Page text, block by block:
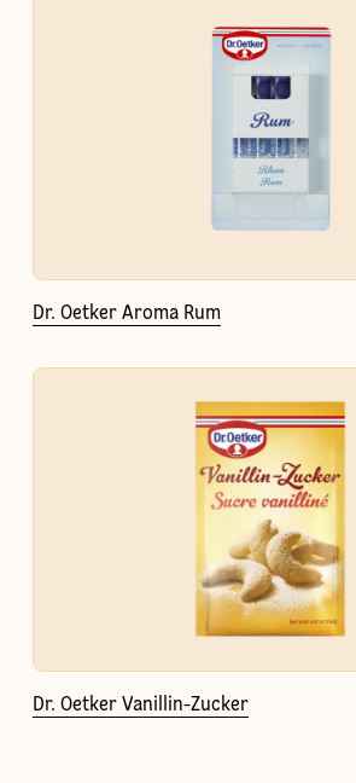
Dr. Oetker Aroma Rum
Dr. Oetker Vanillin-Zucker